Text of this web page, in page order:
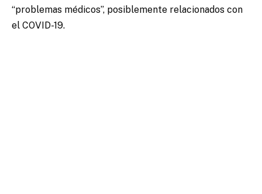
“problemas médicos”, posiblemente relacionados con
el COVID-19.